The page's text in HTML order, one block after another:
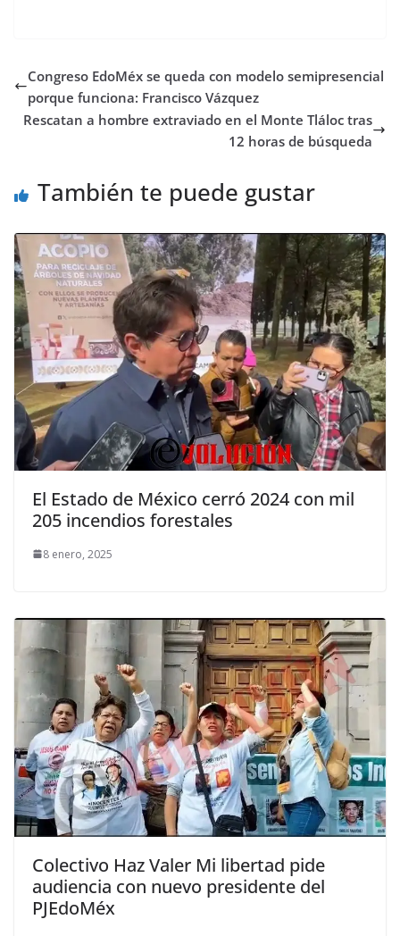
Congreso EdoMéx se queda con modelo semipresencial
porque funciona: Francisco Vázquez
Rescatan a hombre extraviado en el Monte Tláloc tras
12 horas de búsqueda
También te puede gustar
El Estado de México cerró 2024 con mil
205 incendios forestales
8 enero, 2025
Colectivo Haz Valer Mi libertad pide
audiencia con nuevo presidente del
PJEdoMéx